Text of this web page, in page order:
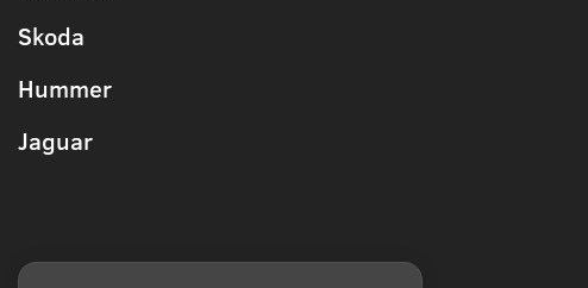
Skoda
Hummer
Jaguar